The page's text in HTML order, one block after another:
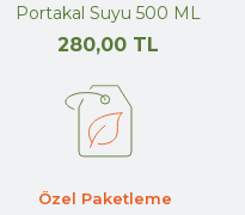
Portakal Suyu 500 ML
280,00 TL
Özel Paketleme